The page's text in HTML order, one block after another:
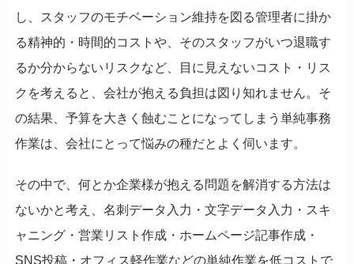
し、スタッフのモチベーション維持を図る管理者に掛か
る精神的・時間的コストや、そのスタッフがいつ退職す
るか分からないリスクなど、目に見えないコスト・リス
クを考えると、会社が抱える負担は図り知れません。そ
の結果、予算を大きく蝕むことになってしまう単純事務
作業は、会社にとって悩みの種だとよく伺います。
その中で、何とか企業様が抱える問題を解消する方法は
ないかと考え、名刺データ入力・文字データ入力・スキ
ャニング・営業リスト作成・ホームページ記事作成・
SNS投稿・オフィス軽作業などの単純作業を低コストで